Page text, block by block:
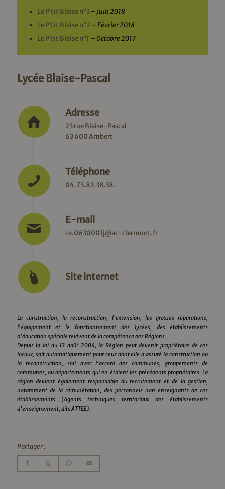
Le P’tit Blaise n°3–Juin 2018
Le P’tit Blaise n°2 –Février 2018
Le P’tit Blaise n°1 –Octobre 2017
Lycée Blaise-Pascal
Adresse
23 rue Blaise-Pascal
63 600 Ambert
Téléphone
04.73.82.38.38.
E-mail
ce.0630001j@ac-clermont.fr
Site internet
La construction, la reconstruction, l’extension, les grosses réparations,
l’équipement et le fonctionnement des lycées, des établissements
d’éducation spéciale relèvent de la compétence des Régions.
Depuis la loi du 13 août 2004, la Région peut devenir propriétaire de ces
locaux, soit automatiquement pour ceux dont elle a assuré la construction ou
la reconstruction, soit avec l’accord des communes, groupements de
communes, ou départements qui en étaient les précédents propriétaires. La
région devient également responsable du recrutement et de la gestion,
notamment de la rémunération, des personnels non enseignants de ces
établissements (Agents techniques territoriaux des établissements
d’enseignement, dits ATTEE).
Partager :